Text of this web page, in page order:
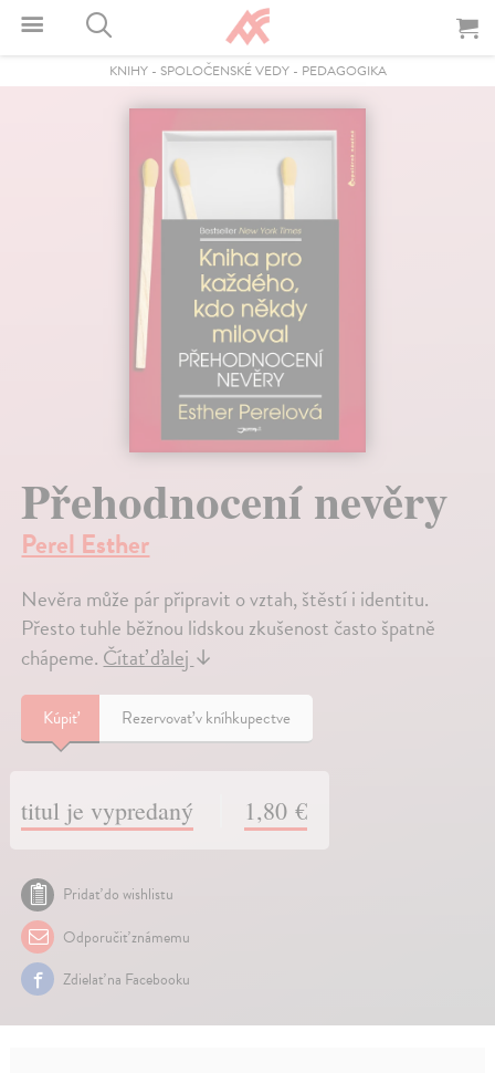
KNIHY- SPOLOČENSKÉ VEDY- PEDAGOGIKA
Přehodnocení nevěry
Perel Esther
Nevěra může pár připravit o vztah, štěstí i identitu.
Přesto tuhle běžnou lidskou zkušenost často špatně
chápeme.Čítať ďalej↓
Kúpiť Rezervovať v kníhkupectve
titul je vypredaný 1,80 €
Pridať do wishlistu
Odporučiť známemu
Zdielať na Facebooku